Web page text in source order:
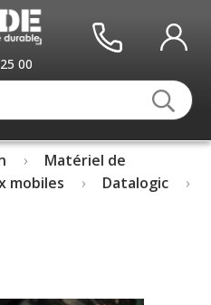
00
Matériel de
mobiles
Datalogic